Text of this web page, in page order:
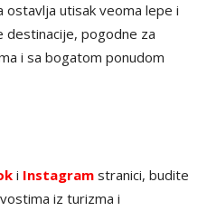
ostavlja utisak veoma lepe i
destinacije, pogodne za
i sa bogatom ponudom
i Instagram stranici, budite
iz turizma i